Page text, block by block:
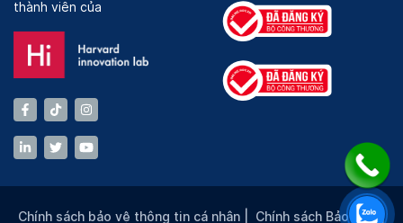
thành viên của
Chính sách bảo vệ thông tin cá nhân Chính sách Bảo mật |